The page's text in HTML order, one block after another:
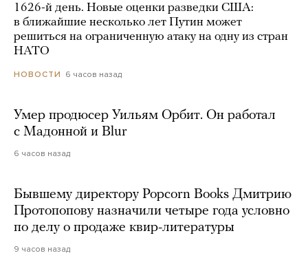
1626-й день. Новые оценки разведки США:
в ближайшие несколько лет Путин может
решиться на ограниченную атаку на одну из стран
НАТО
НОВОСТИ 6 часов назад
Умер продюсер Уильям Орбит. Он работал
с Мадонной и Blur
6 часов назад
Бывшему директору Popcorn Books Дмитрию
Протопопову назначили четыре года условно
по делу о продаже квир-литературы
9 часов назад